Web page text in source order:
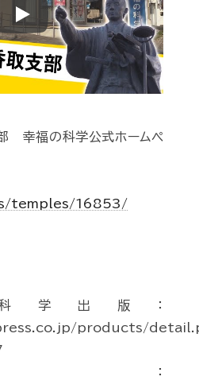
Play
幸福の科学公式ホームペ
temples/16853/
学出版：
products/
：